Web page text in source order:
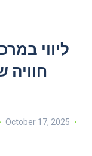
ליווי
חוויה
October 17, 2025